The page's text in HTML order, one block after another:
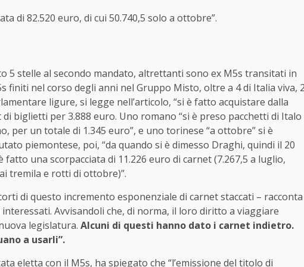
di 82.520 euro, di cui 50.740,5 solo a ottobre”.
5 stelle al secondo mandato, altrettanti sono ex M5s transitati in
finiti nel corso degli anni nel Gruppo Misto, oltre a 4 di Italia viva,
ligure, si legge nell’articolo, “si è fatto acquistare dalla
biglietti per 3.888 euro. Uno romano “si è preso pacchetti di Italo
per un totale di 1.345 euro”, e uno torinese “a ottobre” si è
piemontese, poi, “da quando si è dimesso Draghi, quindi il 20
una scorpacciata di 11.226 euro di carnet (7.267,5 a luglio,
tremila e rotti di ottobre)”.
di questo incremento esponenziale di carnet staccati – racconta
Avvisandoli che, di norma, il loro diritto a viaggiare
legislatura. Alcuni di questi hanno dato i carnet indietro.
a usarli”.
eletta con il M5s, ha spiegato che “l’emissione del titolo di